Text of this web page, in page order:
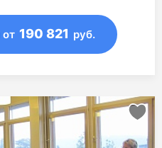
от 190 821 руб.